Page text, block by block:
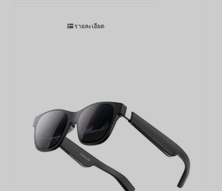
รายละเอียด